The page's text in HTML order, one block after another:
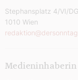
Stephansplatz 4/VI/DG
1010 Wien
Medieninhaberin